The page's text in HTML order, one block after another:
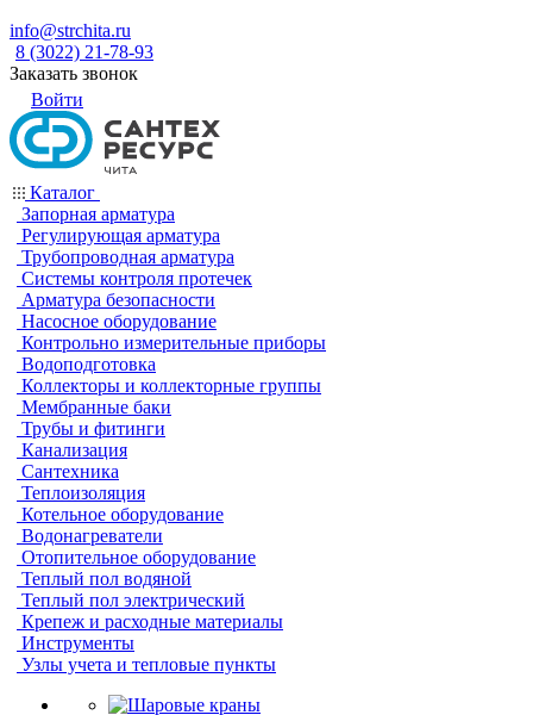
info@strchita.ru
8 (3022) 21-78-93
Заказать звонок
Войти
Каталог
Запорная арматура
Регулирующая арматура
Трубопроводная арматура
Системы контроля протечек
Арматура безопасности
Насосное оборудование
Контрольно измерительные приборы
Водоподготовка
Коллекторы и коллекторные группы
Мембранные баки
Трубы и фитинги
Канализация
Сантехника
Теплоизоляция
Котельное оборудование
Водонагреватели
Отопительное оборудование
Теплый пол водяной
Теплый пол электрический
Крепеж и расходные материалы
Инструменты
Узлы учета и тепловые пункты